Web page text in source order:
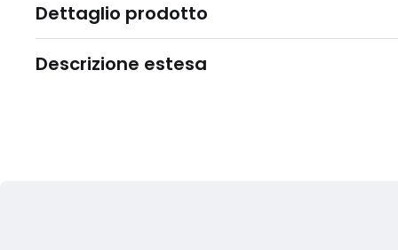
Dettaglio prodotto
Descrizione estesa